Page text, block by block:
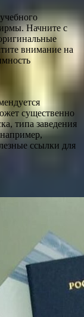
Начните с
внимание на
существенно
типа заведения
ссылки для